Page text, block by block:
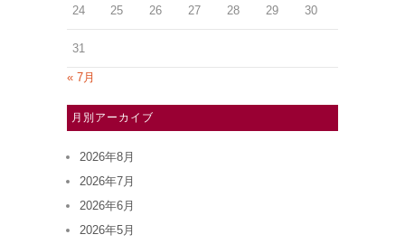
24 25 26 27 28 29 30
31
« 7月
月別アーカイブ
2026年8月
2026年7月
2026年6月
2026年5月